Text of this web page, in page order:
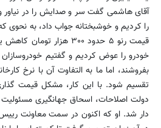
آقای هاشمی گفت سر و صدایش را در نیاور و
را کردیم و خوشبختانه جواب داد، به
قیمت رنو ۵ حدود ۳۰۰
خودرو را عوض کردیم و گفتیم خودروسازان
بفروشند، اما ما به التفاوت آن با نرخ
تقسیم شود. با این کار، مشکل قیمت
دولت اصلاحات، اسحاق جهانگیری
دار شد. او که اکنون در سمت معاونت